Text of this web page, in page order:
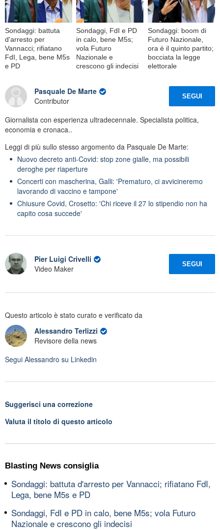
Sondaggi: battuta
d'arresto per
Vannacci; rifiatano
FdI, Lega, bene M5s
e PD
Sondaggi, FdI e PD
in calo, bene M5s;
vola Futuro
Nazionale e
crescono gli indecisi
Sondaggi: boom di
Futuro Nazionale,
ora è il quinto partito;
bocciata la legge
elettorale
Pasquale De Marte
Contributor
SEGUI
Giornalista con esperienza ultradecennale. Specialista politica,
economia e cronaca..
Leggi di più sullo stesso argomento da Pasquale De Marte:
Nuovo decreto anti-Covid: stop zone gialle, ma possibili
deroghe per riaperture
Concerti con mascherina, Galli: 'Prematuro, ci avvicineremo
lavorando di vaccino e tampone'
Chiusure Covid, Crosetto: 'Chi riceve il 27 lo stipendio non ha
capito cosa succede'
Pier Luigi Crivelli
Video Maker
SEGUI
Questo articolo è stato curato e verificato da
Alessandro Terlizzi
Revisore della news
Segui Alessandro su Linkedin
Suggerisci una correzione
Valuta il titolo di questo articolo
Blasting News consiglia
Sondaggi: battuta d'arresto per Vannacci; rifiatano FdI,
Lega, bene M5s e PD
Sondaggi, FdI e PD in calo, bene M5s; vola Futuro
Nazionale e crescono gli indecisi